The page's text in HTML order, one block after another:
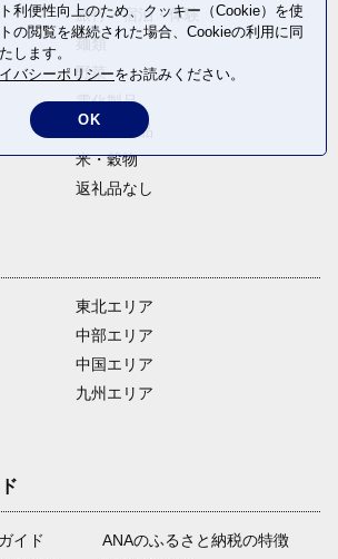
旅行・宿泊・体験
麺類
野菜
電化製品
卵・乳製品
米・穀物
返礼品なし
東北エリア
中部エリア
中国エリア
九州エリア
イド
ANAのふるさと納税の特徴
利便性向上のため、クッキー（Cookie）を使
の閲覧を継続された場合、Cookieの利用に同
します。
バシーポリシーをお読みください。
OK